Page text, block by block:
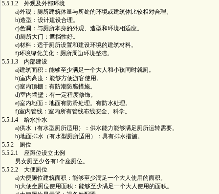
5.5.1.2 外观及外部环境
a)外观：厕所建筑体量与所处的环境或建筑体比较相对合理。
b)造型：设计建设合理。
c)色调：与厕所本身的外观、造型和环境相适应。
d)厕所大门：遮挡性好。
e)材料：适于厕所设置和建设环境的建筑材料。
f)环境绿化美化：厕所周边环境整洁。
5.5.1.3 内部建设
a)建筑面积：能够至少满足一个大人和小孩同时就厕。
b)室内高度：能够方便游客使用。
c)室内顶棚：有防潮防腐措施。
d)室内墙壁：有一定程度修饰。
e)室内地面：地面有防滑处理。有防水处理。
f)室内管线：室内所有管线布线安全、科学。
5.5.1.4 给水排水
a)供水（有水型厕所适用）：供水能力能够满足厕所运转需要。
b)地面排水（有水型厕所适用）：具有排水措施。
5.5.2 厕位
5.5.2.1 座蹲位设立比例
男女厕至少各有1个座厕位。
5.5.2.2 大便厕位
a)大便厕位建筑面积：能够至少满足一个大人使用的面积。
b)大便坐厕位使用面积：能够至少满足一个大人使用的面积。